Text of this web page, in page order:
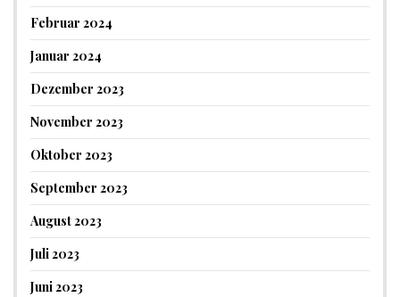
Februar 2024
Januar 2024
Dezember 2023
November 2023
Oktober 2023
September 2023
August 2023
Juli 2023
Juni 2023